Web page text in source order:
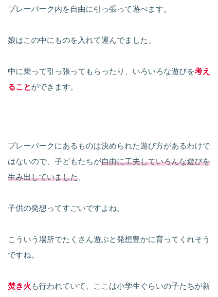
プレーパーク内を自由に引っ張って遊べます。
娘はこの中にものを入れて運んでました。
中に乗って引っ張ってもらったり、いろいろな遊びを考え
ることができます。
プレーパークにあるものは決められた遊び方があるわけで
はないので、子どもたちが自由に工夫していろんな遊びを
生み出していました。
子供の発想ってすごいですよね。
こういう場所でたくさん遊ぶと発想豊かに育ってくれそう
ですね。
焚き火 も行われていて、ここは小学生ぐらいの子たちが新